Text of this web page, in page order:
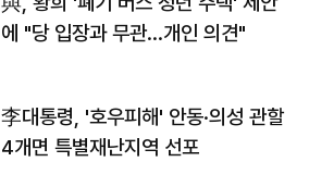
에 "당 입장과 무관…개인 의견"
李대통령, '호우피해' 안동·의성 관할
4개면 특별재난지역 선포